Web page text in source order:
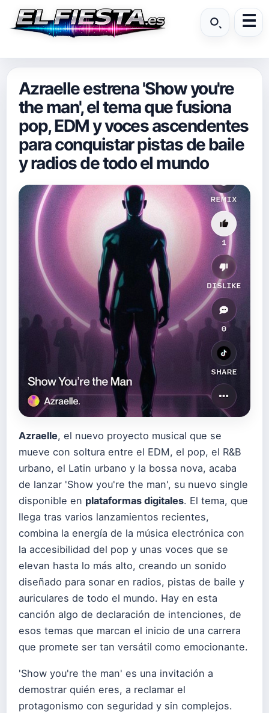
Azraelle estrena 'Show you're
the man', el tema que fusiona
pop, EDM y voces ascendentes
para conquistar pistas de baile
y radios de todo el mundo
Azraelle, el nuevo proyecto musical que se
mueve con soltura entre el EDM, el pop, el R&B
urbano, el Latin urbano y la bossa nova, acaba
de lanzar 'Show you're the man', su nuevo single
disponible en plataformas digitales. El tema, que
llega tras varios lanzamientos recientes,
combina la energía de la música electrónica con
la accesibilidad del pop y unas voces que se
elevan hasta lo más alto, creando un sonido
diseñado para sonar en radios, pistas de baile y
auriculares de todo el mundo. Hay en esta
canción algo de declaración de intenciones, de
esos temas que marcan el inicio de una carrera
que promete ser tan versátil como emocionante.
'Show you're the man' es una invitación a
demostrar quién eres, a reclamar el
protagonismo con seguridad y sin complejos.